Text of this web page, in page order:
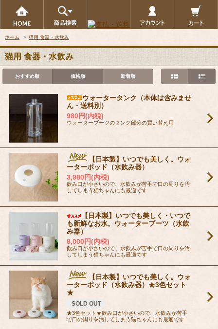
ホーム > 猫用 食器・水飲み
猫用 食器・水飲み
おすすめ順 価格順 新着順
ウォータータンク（本体は含みませ
ん・送料別）
980円(内税)
ウォーターブーツのタンク部分の買い替え用
【日本製】いつでも美しく。ウォ
ーターポッド（水飲み器）
3,980円(内税)
飲み口が小さいので、水飲みが苦手で口の周りを汚
してしまう猫ちゃんにも最適です
【日本製】いつでも美しく・いつで
も新鮮なお水。ウォーターブーツ（水飲
み器）
8,000円(内税)
飲み口が小さいので、水飲みが苦手で口の周りを汚
してしまう猫ちゃんにも最適です
【日本製】いつでも美しく。ウォ
ーターポッド（水飲み器）★3色セット
★
SOLD OUT
★3色セット★飲み口が小さいので、水飲みが苦手
で口の周りを汚してしまう猫ちゃんにも最適です